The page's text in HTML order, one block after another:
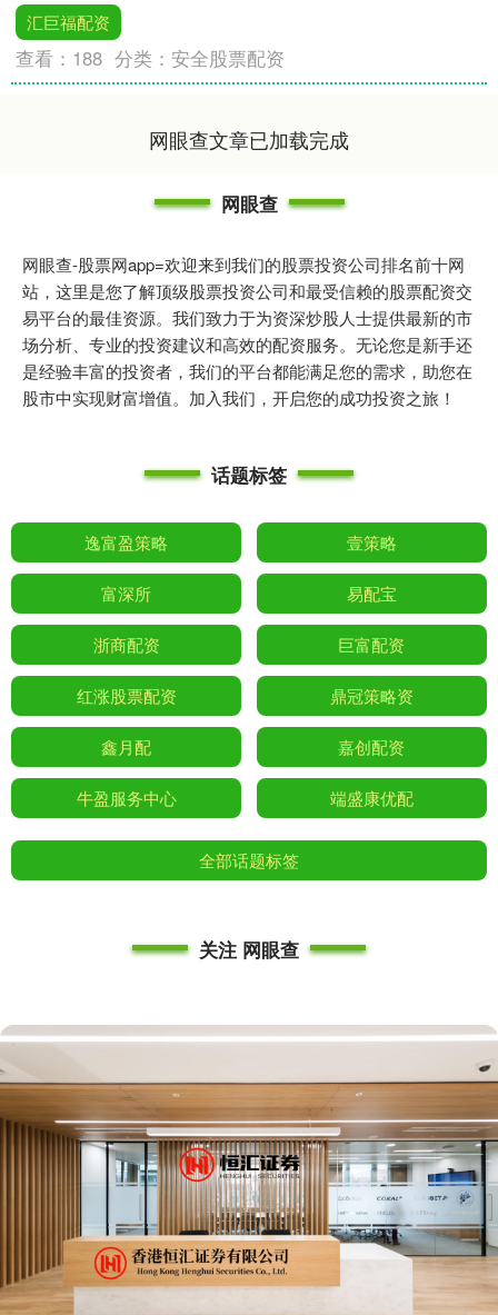
汇巨福配资
查看： 188 分类：安全股票配资
网眼查文章已加载完成
网眼查
网眼查-股票网app=欢迎来到我们的股票投资公司排名前十网
站，这里是您了解顶级股票投资公司和最受信赖的股票配资交
易平台的最佳资源。我们致力于为资深炒股人士提供最新的市
场分析、专业的投资建议和高效的配资服务。无论您是新手还
是经验丰富的投资者，我们的平台都能满足您的需求，助您在
股市中实现财富增值。加入我们，开启您的成功投资之旅！
话题标签
逸富盈策略 壹策略
富深所 易配宝
浙商配资 巨富配资
红涨股票配资 鼎冠策略资
鑫月配 嘉创配资
牛盈服务中心 端盛康优配
全部话题标签
关注 网眼查